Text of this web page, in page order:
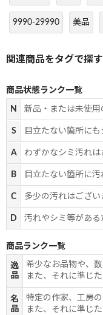
9990-29990 美品
商品状態ランク一覧
N 新品・または未使用
S 目立たない箇所に
A わずかなシミ汚れ
B 目立たない箇所に
C 多少の汚れはござ
D 汚れやシミ等があ
商品ランク一覧
逸
品
希少なお品物や、
また、それに準じ
名
品
特定の作家、工房
また、それに準じ